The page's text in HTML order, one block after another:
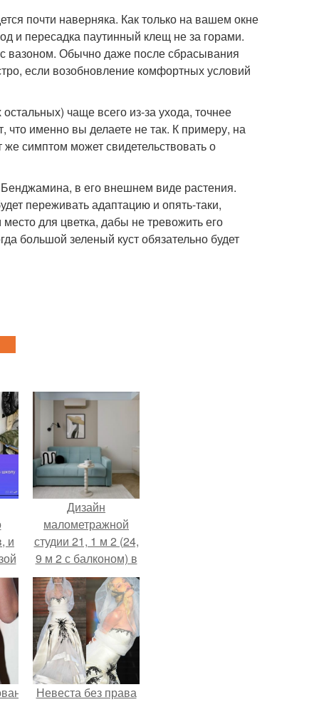
почти наверняка. Как только на вашем окне
и пересадка паутинный клещ не за горами.
вазоном. Обычно даже после сбрасывания
если возобновление комфортных условий
чаще всего из-за ухода, точнее
именно вы делаете не так. К примеру, на
симптом может свидетельствовать о
в его внешнем виде растения.
переживать адаптацию и опять-таки,
для цветка, дабы не тревожить его
большой зеленый куст обязательно будет
и
Дизайн
малометражной
студии 21, 1 м 2 (24,
9 м 2 с балконом) в
Краснодаре.
Невеста без права